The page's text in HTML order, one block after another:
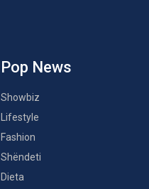
Pop News
Showbiz
Lifestyle
Fashion
Shëndeti
Dieta